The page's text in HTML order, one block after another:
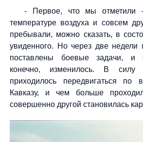
- Первое, что мы отметили
температуре воздуха и совсем
пребывали, можно сказать, в
увиденного. Но через две
поставлены боевые задачи, и
конечно, изменилось. В силу
приходилось передвигаться по
Кавказу, и чем больше
совершенно другой становилась